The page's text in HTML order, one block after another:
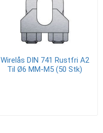
Wirelås DIN 741 Rustfri A2
Til Ø6 MM-M5 (50 Stk)